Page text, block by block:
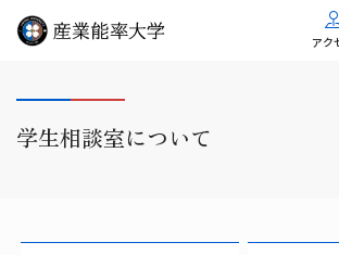
アク
学生相談室について